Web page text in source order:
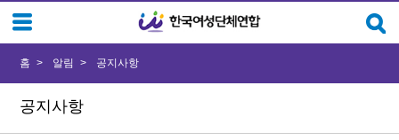
공지사항
홈 알림 공지사항